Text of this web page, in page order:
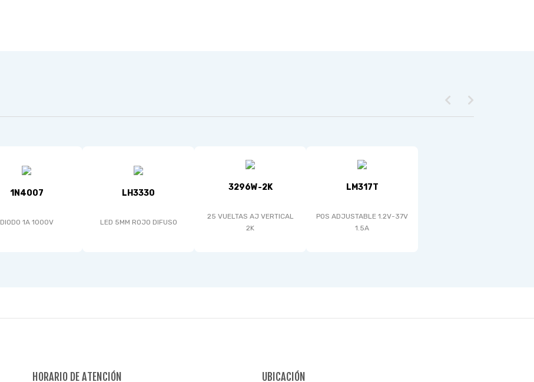
1N4007
DIODO 1A 1000V
LH3330
LED 5MM ROJO DIFUSO
3296W-2K
25 VUELTAS AJ VERTICAL
2K
LM317T
POS ADJUSTABLE 1.2V-37V
1.5A
HORARIO DE ATENCIÓN UBICACIÓN